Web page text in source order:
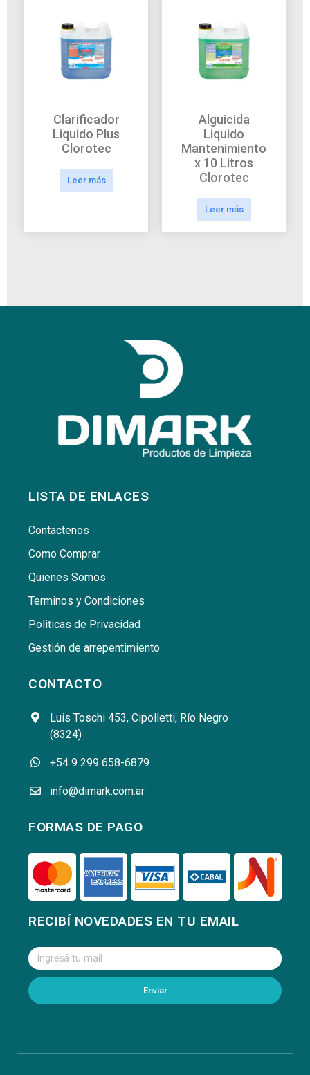
Clarificador
Liquido Plus
Clorotec
Leer más
Alguicida
Liquido
Mantenimiento
x 10 Litros
Clorotec
Leer más
LISTA DE ENLACES
Contactenos
Como Comprar
Quienes Somos
Terminos y Condiciones
Politicas de Privacidad
Gestión de arrepentimiento
CONTACTO
Luis Toschi 453, Cipolletti, Río Negro
(8324)
+54 9 299 658-6879
info@dimark.com.ar
FORMAS DE PAGO
RECIBÍ NOVEDADES EN TU EMAIL
Enviar